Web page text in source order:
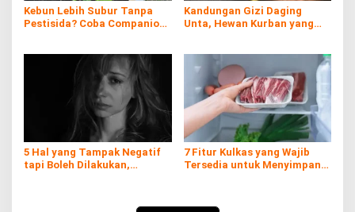
Kebun Lebih Subur Tanpa
Pestisida? Coba Companion
Kandungan Gizi Daging
Unta, Hewan Kurban yang
5 Hal yang Tampak Negatif
tapi Boleh Dilakukan,
7 Fitur Kulkas yang Wajib
Tersedia untuk Menyimpan